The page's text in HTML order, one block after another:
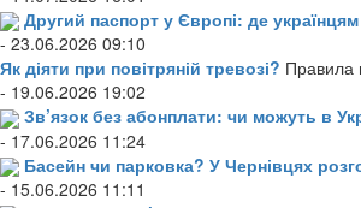
Другий паспорт у Європі: де
- 23.06.2026 09:10
Як діяти при повітряній тревозі? Правила
- 19.06.2026 19:02
Зв’язок без абонплати: чи можуть в
- 17.06.2026 11:24
Басейн чи парковка? У Чернівцях
- 15.06.2026 11:11